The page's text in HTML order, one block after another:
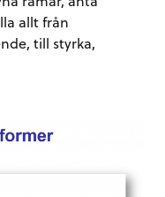
allt från
till styrka,